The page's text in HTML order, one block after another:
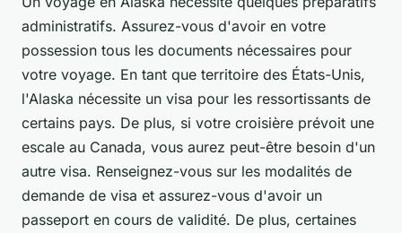
administratifs. Assurez-vous d'avoir en votre
possession tous les documents nécessaires pour
votre voyage. En tant que territoire des États-Unis,
l'Alaska nécessite un visa pour les ressortissants de
certains pays. De plus, si votre croisière prévoit une
escale au Canada, vous aurez peut-être besoin d'un
autre visa. Renseignez-vous sur les modalités de
demande de visa et assurez-vous d'avoir un
passeport en cours de validité. De plus, certaines